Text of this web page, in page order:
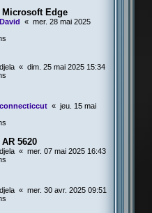
Edge
David « mer. 28 mai 2025
djela « dim. 25 mai 2025 15:34
connecticcut « jeu. 15 mai
5620
djela « mer. 07 mai 2025 16:43
djela « mer. 30 avr. 2025 09:51